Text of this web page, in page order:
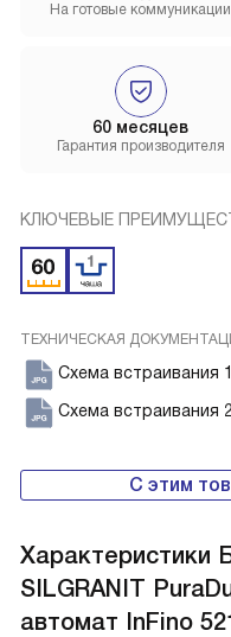
60 месяцев
Гарантия производителя
На готовые коммуникации
КЛЮЧЕВЫЕ
ТЕХНИЧЕСКАЯ
Схема встраивания 1
Схема встраивания 2
С этим
Характеристики
SILGRANIT
автомат InFino